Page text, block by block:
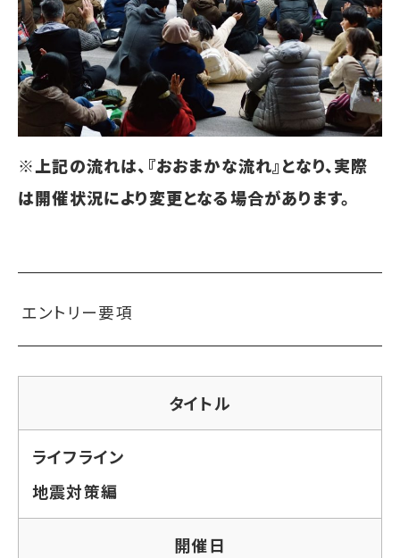
※上記の流れは、『おおまかな流れ』となり、実際
は開催状況により変更となる場合があります。
エントリー要項
タイトル
ライフライン
地震対策編
開催日